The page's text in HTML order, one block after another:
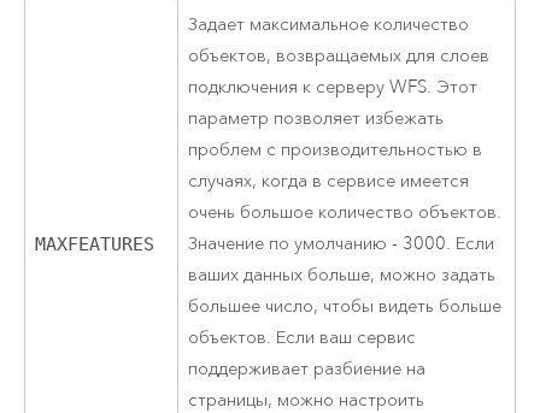
MAXFEATURES
Задает максимальное количество
объектов, возвращаемых для слоев
подключения к серверу WFS. Этот
параметр позволяет избежать
проблем с производительностью в
случаях, когда в сервисе имеется
очень большое количество объектов.
Значение по умолчанию - 3000. Если
ваших данных больше, можно задать
большее число, чтобы видеть больше
объектов. Если ваш сервис
поддерживает разбиение на
страницы, можно настроить